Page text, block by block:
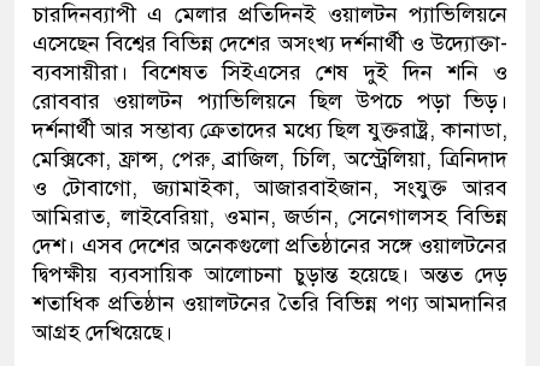
চারদিনব্যাপী এ মেলার প্রতিদিনই ওয়ালটন প্যাভিলিয়নে
এসেছেন বিশ্বের বিভিন্ন দেশের অসংখ্য দর্শনার্থী ও উদ্যোক্তা-
ব্যবসায়ীরা। বিশেষত সিইএসের শেষ দুই দিন শনি ও
রোববার ওয়ালটন প্যাভিলিয়নে ছিল উপচে পড়া ভিড়।
দর্শনার্থী আর সম্ভাব্য ক্রেতাদের মধ্যে ছিল যুক্তরাষ্ট্র, কানাডা,
মেক্সিকো, ফ্রান্স, পেরু, ব্রাজিল, চিলি, অস্ট্রেলিয়া, ত্রিনিদাদ
ও টোবাগো, জ্যামাইকা, আজারবাইজান, সংযুক্ত আরব
আমিরাত, লাইবেরিয়া, ওমান, জর্ডান, সেনেগালসহ বিভিন্ন
দেশ। এসব দেশের অনেকগুলো প্রতিষ্ঠানের সঙ্গে ওয়ালটনের
দ্বিপক্ষীয় ব্যবসায়িক আলোচনা চুড়ান্ত হয়েছে। অন্তত দেড়
শতাধিক প্রতিষ্ঠান ওয়ালটনের তৈরি বিভিন্ন পণ্য আমদানির
আগ্রহ দেখিয়েছে।